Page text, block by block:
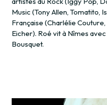
Music (Tony Allen, Tomatito,
Française (Charlélie
Eicher). Roé vit à Nîmes
Bousquet.